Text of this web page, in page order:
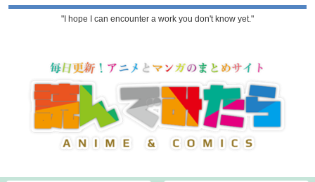
"I hope I can encounter a work you don't know yet."